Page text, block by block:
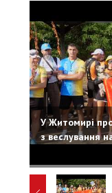
У Житомирі
з веслування